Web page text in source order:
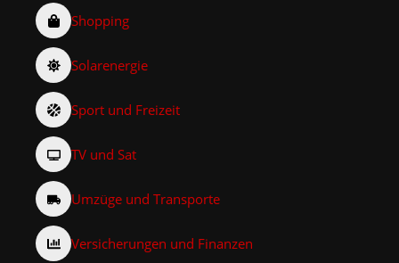
Shopping
Solarenergie
Sport und Freizeit
TV und Sat
Umzüge und Transporte
Versicherungen und Finanzen